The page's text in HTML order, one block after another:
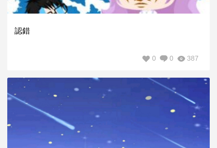
認錯
387
0
0